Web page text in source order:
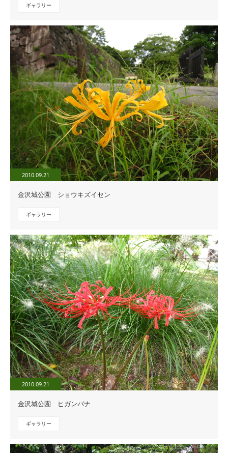
ギャラリー
2010.09.21
金沢城公園 ショウキズイセン
ギャラリー
2010.09.21
金沢城公園 ヒガンバナ
ギャラリー